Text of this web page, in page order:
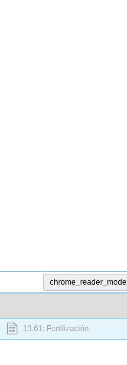
chrome_reader_mode
13.61: Fertilización